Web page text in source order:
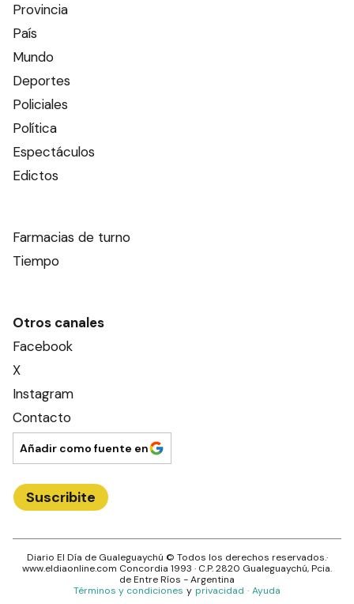
Provincia
País
Mundo
Deportes
Policiales
Política
Espectáculos
Edictos
Farmacias de turno
Tiempo
Otros canales
Facebook
X
Instagram
Contacto
Añadir como fuente en
Suscribite
Diario El Día de Gualeguaychú © Todos los derechos reservados.·
www.eldiaonline.com Concordia 1993 · C.P.2820 Gualeguaychú, Pcia.
deEntre Ríos - Argentina
Términos y condiciones y privacidad · Ayuda